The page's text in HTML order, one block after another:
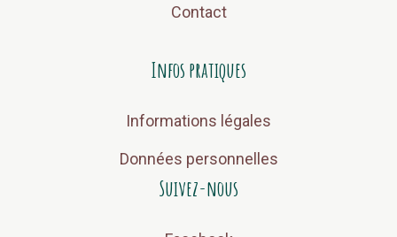
Contact
Infos pratiques
Informations légales
Données personnelles
Suivez-nous